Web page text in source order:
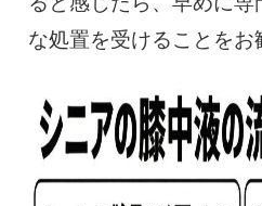
な処置を受けることをお